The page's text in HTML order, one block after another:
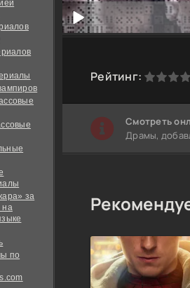
за
на
по
Рейтинг:
0 2 3 4 5
Cмотреть
Драмы,